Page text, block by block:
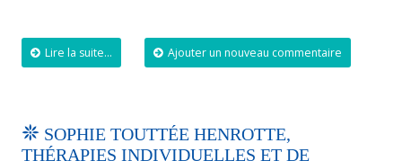
Lire la suite... Ajouter un nouveau commentaire
SOPHIE TOUTTÉE HENROTTE,
THÉRAPIES INDIVIDUELLES ET DE